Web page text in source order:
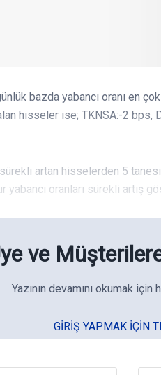
bazda yabancı oranı en
hisseler ise; TKNSA:-2 bps,
artan hisselerden 5
yabancı oranları sürekli artış
ve
Yazının devamını okumak için
GIRIŞ YAPMAK IÇIN